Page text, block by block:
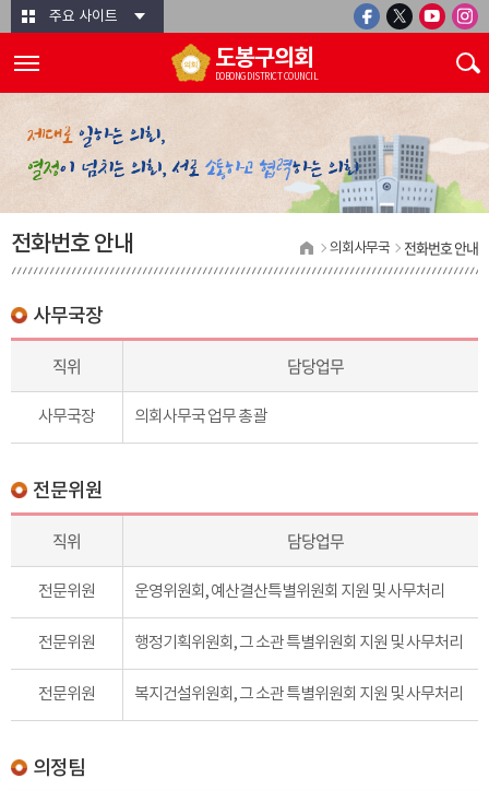
본문바로가기주요 사이트
도봉구의회
DOBONG DISTRICT COUNCIL
전화번호 안내 의회사무국 전화번호 안내
사무국장
직위 담당업무
사무국장 의회사무국 업무 총괄
전문위원
직위 담당업무
전문위원 운영위원회, 예산결산특별위원회 지원 및 사무처리
전문위원 행정기획위원회, 그 소관 특별위원회 지원 및 사무처리
전문위원 복지건설위원회, 그 소관 특별위원회 지원 및 사무처리
의정팀